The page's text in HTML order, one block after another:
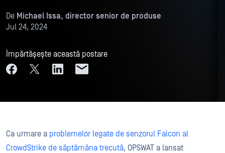
De Michael Issa, director senior de produse
Jul 24, 2024
Împărtășește această postare
Ca urmare a problemelor legate de senzorul Falcon al
CrowdStrike de săptămâna trecută, OPSWAT a lansat